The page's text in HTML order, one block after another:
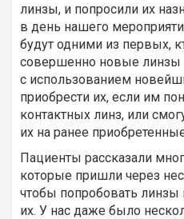
линзы, и попросили их
в день нашего
будут одними из первых,
совершенно новые линзы
с использованием
приобрести их, если им
контактных линз, или
их на ранее
Пациенты рассказали
которые пришли через
чтобы попробовать линзы
их. У нас даже было